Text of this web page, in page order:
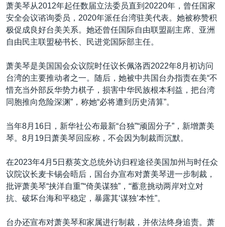
萧美琴从2012年起任数届立法委员直到20220年，曾任国家
安全会议谘询委员，2020年派任台湾驻美代表。她被称赞积
极促成良好台美关系。她还曾任国际自由联盟副主席、亚洲
自由民主联盟秘书长、民进党国际部主任。
萧美琴是美国国会众议院时任议长佩洛西2022年8月初访问
台湾的主要推动者之一。随后，她被中共国台办指责在美“不
惜充当外部反华势力棋子，损害中华民族根本利益，把台湾
同胞推向危险深渊”，称她“必将遭到历史清算”。
当年8月16日，新华社公布最新“台独”“顽固分子”，新增萧美
琴。8月19日萧美琴回应称，不会因为制裁而沉默。
在2023年4月5日蔡英文总统外访归程途径美国加州与时任众
议院议长麦卡锡会晤后，国台办宣布对萧美琴进一步制裁，
批评萧美琴“挟洋自重”“倚美谋独”，“蓄意挑动两岸对立对
抗、破坏台海和平稳定，暴露其‘谋独’本性”。
台办还宣布对萧美琴和家属进行制裁，并依法终身追责。萧